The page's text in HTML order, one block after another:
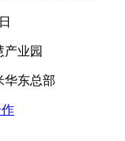
业园
华东总部